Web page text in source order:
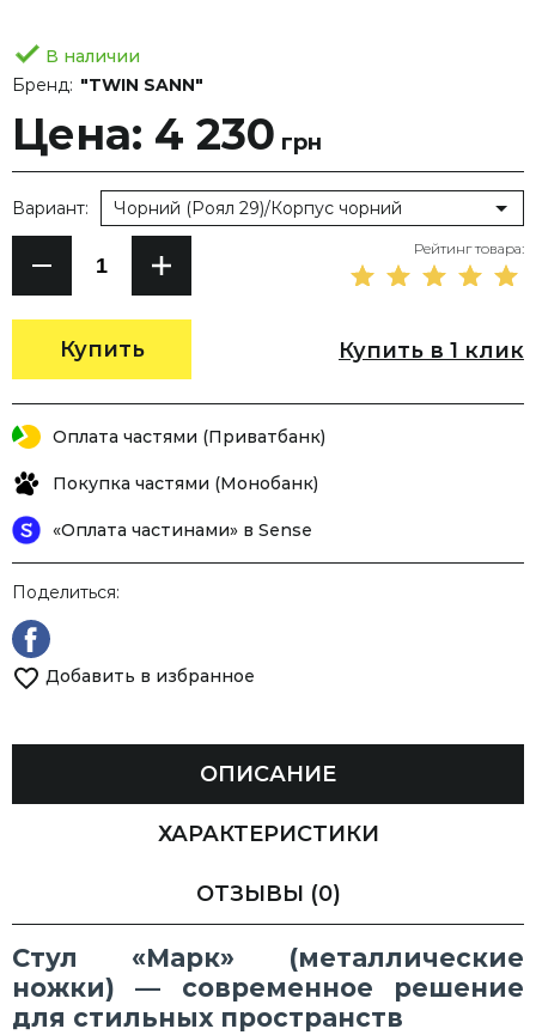
В наличии
Бренд: "TWIN SANN"
Цена: 4 230 грн
Купить
Вариант: Чорний (Роял 29)/Корпус чорний
Рейтинг товара:
Купить в 1 клик
Оплата частями (Приватбанк)
Покупка частями (Монобанк)
«Оплата частинами» в Sense
Поделиться:
Добавить в избранное
ОПИСАНИЕ
ХАРАКТЕРИСТИКИ
ОТЗЫВЫ (0)
Стул «Марк» (металлические
ножки) — современное решение
для стильных пространств